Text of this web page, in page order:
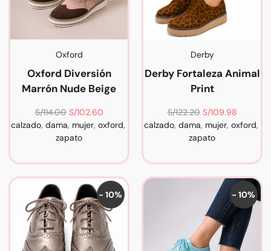
Oxford
Oxford Diversión
Marrón Nude Beige
S/114.00 S/102.60
calzado, dama, mujer, oxford,
zapato
Derby
Derby Fortaleza Animal
Print
S/122.20 S/109.98
calzado, dama, mujer, oxford,
zapato
- 10% - 10%